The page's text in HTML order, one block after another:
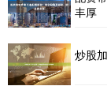
丰厚
炒股